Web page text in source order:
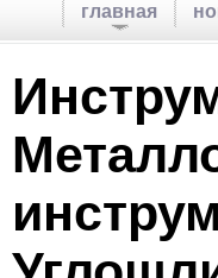
главная